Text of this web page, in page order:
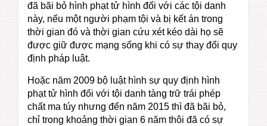
đã bãi bỏ hình phạt tử hình đối với các tội danh
này, nếu một người phạm tội và bị kết án trong
thời gian đó và thời gian cứu xét kéo dài họ sẽ
được giữ được mạng sống khi có sự thay đổi quy
định pháp luật.
Hoặc năm 2009 bộ luật hình sự quy định hình
phạt tử hình đối với tội danh tàng trữ trái phép
chất ma túy nhưng đến năm 2015 thì đã bãi bỏ,
chỉ trong khoảng thời gian 6 năm thôi đã có sự